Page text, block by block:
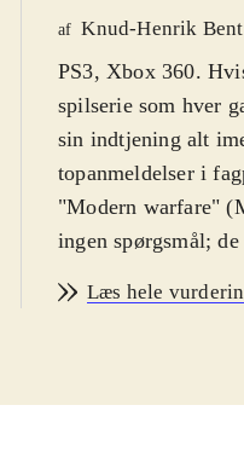
af Knud-Henrik
PS3, Xbox 360.
spilserie som hver
sin indtjening alt
topanmeldelser i
"Modern warfare"
ingen spørgsmål;
Desværre betyder
3 og sidste del af
Læs hele